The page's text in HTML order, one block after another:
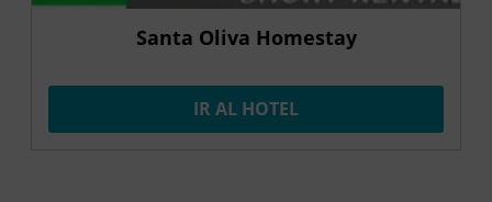
Santa Oliva Homestay
IR AL HOTEL